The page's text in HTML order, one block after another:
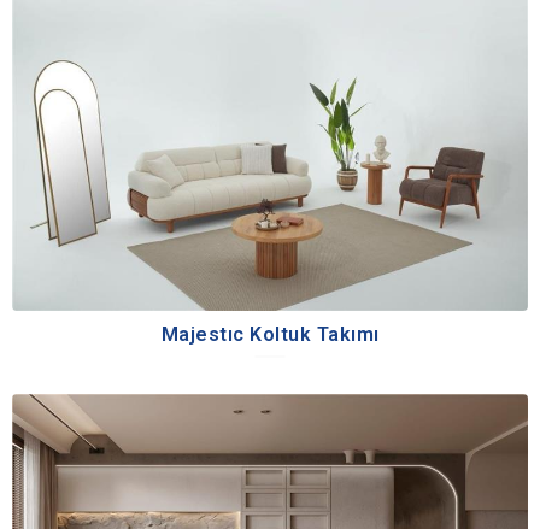
Majestıc Koltuk Takımı